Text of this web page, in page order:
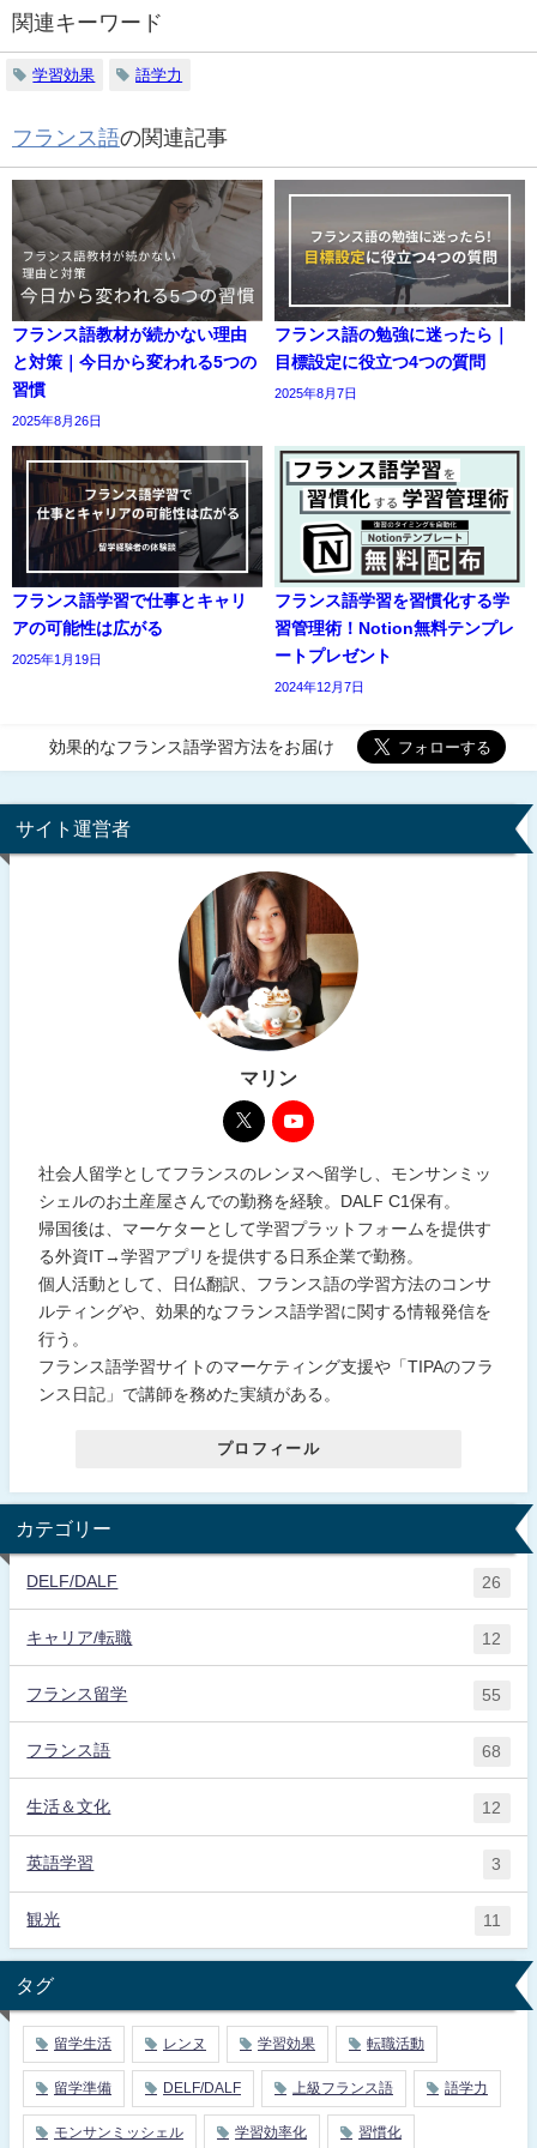
関連キーワード
学習効果 語学力
フランス語の関連記事
フランス語教材が続かない理由
と対策｜今日から変われる5つの
習慣
2025年8月26日
フランス語の勉強に迷ったら｜
目標設定に役立つ4つの質問
2025年8月7日
フランス語学習で仕事とキャリ
アの可能性は広がる
2025年1月19日
フランス語学習を習慣化する学
習管理術！Notion無料テンプレ
ートプレゼント
2024年12月7日
効果的なフランス語学習方法をお届け
サイト運営者
マリン
社会人留学としてフランスのレンヌへ留学し、モンサンミッ
シェルのお土産屋さんでの勤務を経験。DALF C1保有。
帰国後は、マーケターとして学習プラットフォームを提供す
る外資IT→学習アプリを提供する日系企業で勤務。
個人活動として、日仏翻訳、フランス語の学習方法のコンサ
ルティングや、効果的なフランス語学習に関する情報発信を
行う。
フランス語学習サイトのマーケティング支援や「TIPAのフラ
ンス日記」で講師を務めた実績がある。
プロフィール
カテゴリー
DELF/DALF 26
キャリア/転職 12
フランス留学 55
フランス語 68
生活＆文化 12
英語学習 3
観光 11
タグ
留学生活 レンヌ 学習効果 転職活動
留学準備 DELF/DALF 上級フランス語 語学力
モンサンミッシェル 学習効率化 習慣化